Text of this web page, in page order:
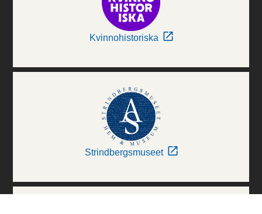
Kvinnohistoriska
Strindbergsmuseet